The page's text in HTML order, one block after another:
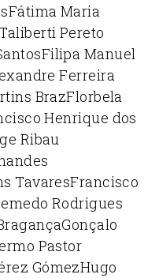
Fátima Maria
Pereto
Filipa Manuel
Ferreira
BrazFlorbela
Henrique dos
Ribau
TavaresFrancisco
Rodrigues
Gonçalo
Pastor
GómezHugo